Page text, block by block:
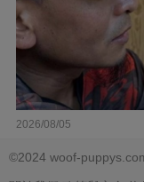
2026/08/05
©2024 woof-